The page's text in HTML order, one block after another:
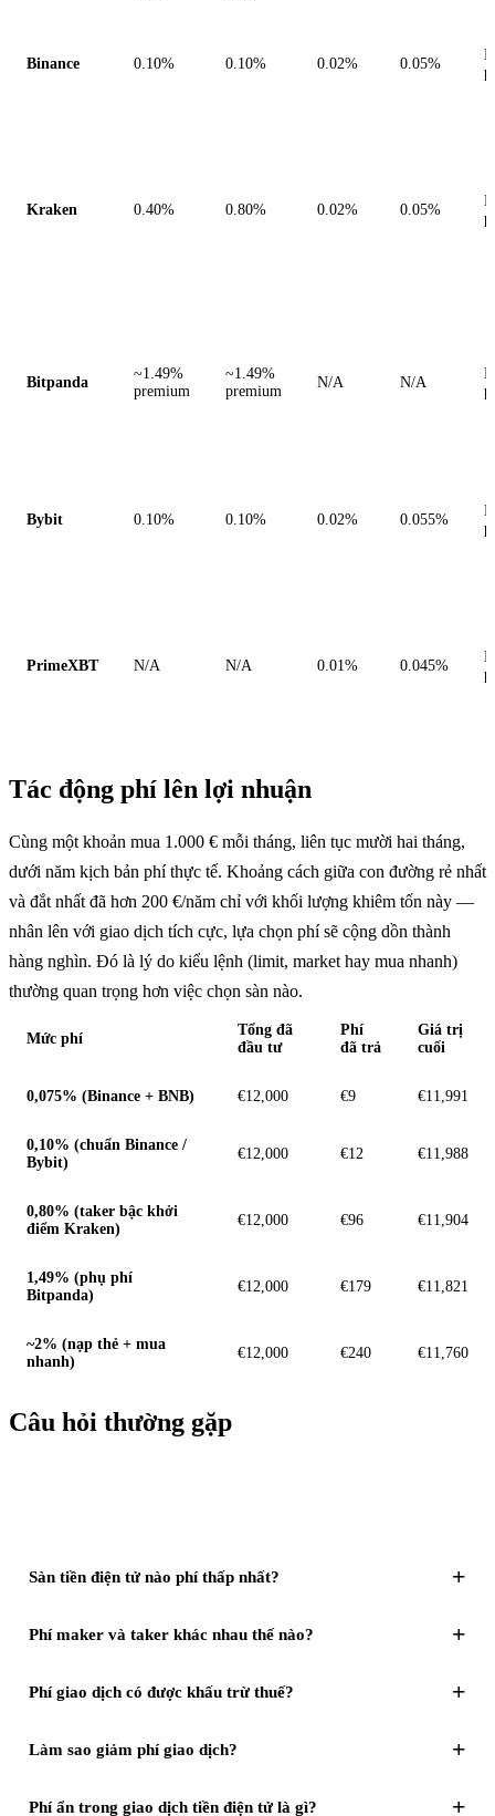
Binance 0.10% 0.10% 0.02% 0.05%
Kraken 0.40% 0.80% 0.02% 0.05%
Bitpanda
~1.49%
premium
~1.49%
premium
N/A N/A
Bybit 0.10% 0.10% 0.02% 0.055%
PrimeXBT N/A N/A 0.01% 0.045%
Tác động phí lên lợi nhuận
Cùng một khoản mua 1.000 € mỗi tháng, liên tục mười hai tháng,
dưới năm kịch bản phí thực tế. Khoảng cách giữa con đường rẻ nhất
và đắt nhất đã hơn 200 €/năm chỉ với khối lượng khiêm tốn này —
nhân lên với giao dịch tích cực, lựa chọn phí sẽ cộng dồn thành
hàng nghìn. Đó là lý do kiểu lệnh (limit, market hay mua nhanh)
thường quan trọng hơn việc chọn sàn nào.
Mức phí
Tổng đã
đầu tư
Phí
đã trả
Giá trị
cuối
0,075% (Binance + BNB) €12,000 €9 €11,991
0,10% (chuẩn Binance /
Bybit)
€12,000 €12 €11,988
0,80% (taker bậc khởi
điểm Kraken)
€12,000 €96 €11,904
1,49% (phụ phí
Bitpanda)
€12,000 €179 €11,821
~2% (nạp thẻ + mua
nhanh)
€12,000 €240 €11,760
Câu hỏi thường gặp
Sàn tiền điện tử nào phí thấp nhất? +
Phí maker và taker khác nhau thế nào? +
Phí giao dịch có được khấu trừ thuế? +
Làm sao giảm phí giao dịch? +
Phí ẩn trong giao dịch tiền điện tử là gì? +